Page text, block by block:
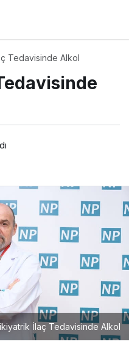
Tedavisinde Alkol
İlaç Tedavisinde Alkol
Sağlığı